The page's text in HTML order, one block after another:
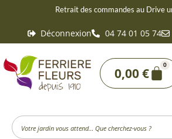
contenu
Retrait des commandes au Drive
Déconnexion 04 74 01 05 74
0,00€
0
Search
...